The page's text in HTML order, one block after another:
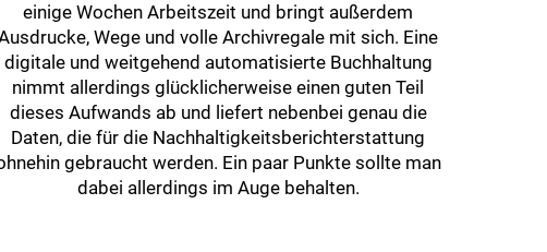
einige Wochen Arbeitszeit und bringt außerdem
Wege und volle Archivregale mit sich. Eine
digitale und weitgehend automatisierte Buchhaltung
nimmt allerdings glücklicherweise einen guten Teil
dieses Aufwands ab und liefert nebenbei genau die
Daten, die für die Nachhaltigkeitsberichterstattung
gebraucht werden. Ein paar Punkte sollte man
dabei allerdings im Auge behalten.